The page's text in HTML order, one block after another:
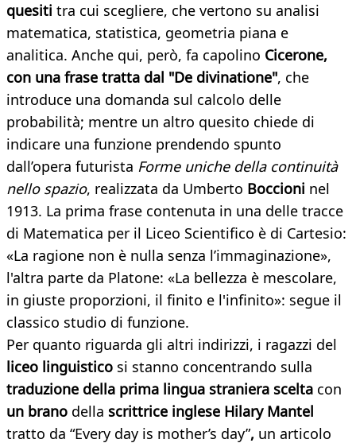
quesiti tra cui scegliere, che vertono su analisi
matematica, statistica, geometria piana e
analitica. Anche qui, però, fa capolino Cicerone,
con una frase tratta dal "De divinatione", che
introduce una domanda sul calcolo delle
probabilità; mentre un altro quesito chiede di
indicare una funzione prendendo spunto
dall’opera futurista Forme uniche della continuità
nello spazio, realizzata da Umberto Boccioni nel
1913. La prima frase contenuta in una delle tracce
di Matematica per il Liceo Scientifico è di Cartesio:
«La ragione non è nulla senza l’immaginazione»,
l'altra parte da Platone: «La bellezza è mescolare,
in giuste proporzioni, il finito e l'infinito»: segue il
classico studio di funzione.
Per quanto riguarda gli altri indirizzi, i ragazzi del
liceo linguistico si stanno concentrando sulla
traduzione della prima lingua straniera scelta con
un brano della scrittrice inglese Hilary Mantel
tratto da “Every day is mother’s day”, un articolo